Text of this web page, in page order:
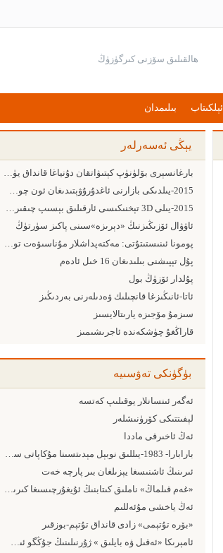
ئېلكىتاب بىلىمدان
يېڭى ئەسەرلەر
بارغانسېرى بۆلۈنۈپ كېتىۋاتقان دۇنياغا قانداق يۈزلىنىش كېرەك
2015-يىلدىكى بازارنى ئاغدۇرۇۋېتىدىغان ئون چوڭ ئامىل
2015-يىلى 3D تېخنىكىسى ئارقىلىق بېسىپ چىقىرىش ساھەسىدىكى 5 چوڭ يۈزلىنىش
ئاۋۋال ئۆزىڭىزنىڭ «دېرىزە»سىنى پاكىز سۈرتۈڭ
پومونا ئىنىستىتۇتى: مەكتەپداشلار مۇناسىۋەت تورىدىن پايدىلىنىشقا ئەڭ ماھىر ئىنىست
پۇل تېپىشنى بىلىدىغان 16 خىل ئادەم
پۇلدار ئۆزۈڭ بول
ئاتا-ئانىڭىزغا قانچىلىك ۋەدىلەرنى بەردىڭىز
سىزمۇ مۆجىزە يارىتالايسىز
قاراڭغۇ چۈشكەندە ئاجرىشىمىز
بۈگۈنكى تەۋسىيە
ئەگەر ئىنسانلار يوقىلىپ كەتسە
لېفىتتىكى كۆرۈنىشلەر
ئەڭ ئاخىرقى ماددا
بارابارا- 1983-يىللىق نوبېل مېدىتسىنا مۇكاپاتى ساھىبى
ئىرىنىڭ ئاشنىسغا يېزىلغان بىر پارچە خەت
«غەم قىلماڭ» ناملىق كىتابنىڭ ئۇيغۇرچىسىغا كىرىش
ئەڭ ياخشى مۇئەللىم
«بۆرە تۇتېمى» زادى قانداق تۇتېم-بوزقىر
ئامېرىكا «ئەقىل ۋە بايلىق » ژۇرنىلىنىڭ جۇڭگو ئىشچىلار سىنىپىغا بەرگەن